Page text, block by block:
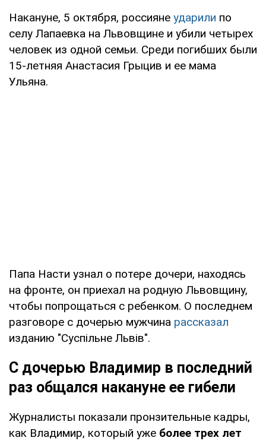
Накануне, 5 октября, россияне ударили по
селу Лапаевка на Львовщине и убили четырех
человек из одной семьи. Среди погибших были
15-летняя Анастасия Грыцив и ее мама
Ульяна.
Папа Насти узнал о потере дочери, находясь
на фронте, он приехал на родную Львовщину,
чтобы попрощаться с ребенком. О последнем
разговоре с дочерью мужчина рассказал
изданию "Суспільне Львів".
С дочерью Владимир в последний
раз общался накануне ее гибели
Журналисты показали пронзительные кадры,
как Владимир, который уже более трех лет